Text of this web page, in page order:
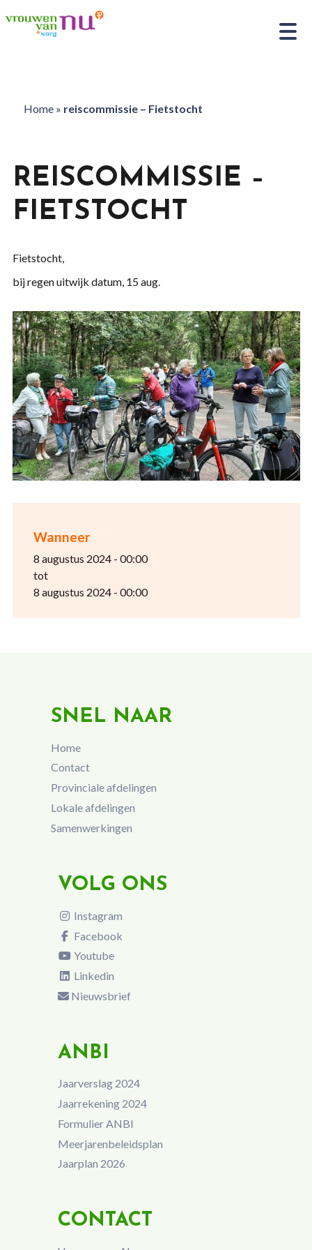
Home» reiscommissie – Fietstocht
Wanneer
8 augustus 2024 - 00:00
tot
8 augustus 2024 - 00:00
REISCOMMISSIE –
FIETSTOCHT
Fietstocht,
bij regen uitwijk datum, 15 aug.
SNEL NAAR
Home
Contact
Provinciale afdelingen
Lokale afdelingen
Samenwerkingen
VOLG ONS
Instagram
Facebook
Youtube
Linkedin
Nieuwsbrief
ANBI
Jaarverslag 2024
Jaarrekening 2024
Formulier ANBI
Meerjarenbeleidsplan
Jaarplan 2026
CONTACT